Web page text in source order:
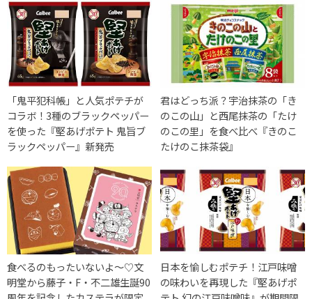
「鬼平犯科帳」と人気ポテチが
コラボ！3種のブラックペッパー
を使った『堅あげポテト 鬼旨ブ
ラックペッパー』新発売
君はどっち派？宇治抹茶の「き
のこの山」と西尾抹茶の「たけ
のこの里」を食べ比べ『きのこ
たけのこ抹茶袋』
食べるのもったいないよ〜♡文
明堂から藤子・F・不二雄生誕90
日本を愉しむポテチ！江戸味噌
の味わいを再現した『堅あげポ